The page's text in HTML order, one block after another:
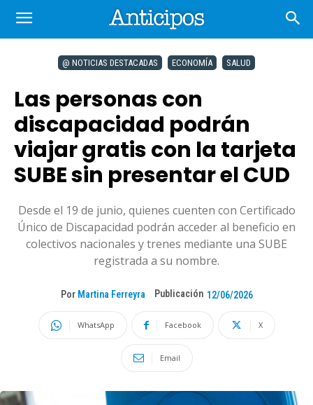
@ NOTICIAS DESTACADAS ECONOMÍA SALUD
Las personas con
discapacidad podrán
viajar gratis con la tarjeta
SUBE sin presentar el CUD
Desde el 19 de junio, quienes cuenten con Certificado
Único de Discapacidad podrán acceder al beneficio en
colectivos nacionales y trenes mediante una SUBE
registrada a su nombre.
Por Martina Ferreyra Publicación 12/06/2026
WhatsApp Facebook X
Email